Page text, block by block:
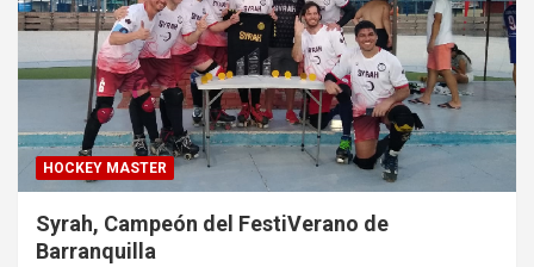
HOCKEY MASTER
Syrah, Campeón del FestiVerano de
Barranquilla